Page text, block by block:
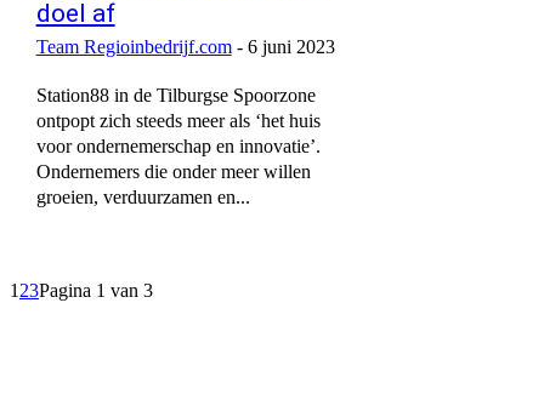
doel af
Team Regioinbedrijf.com - 6 juni 2023
Station88 in de Tilburgse Spoorzone
ontpopt zich steeds meer als ‘het huis
voor ondernemerschap en innovatie’.
Ondernemers die onder meer willen
groeien, verduurzamen en...
123Pagina 1 van 3